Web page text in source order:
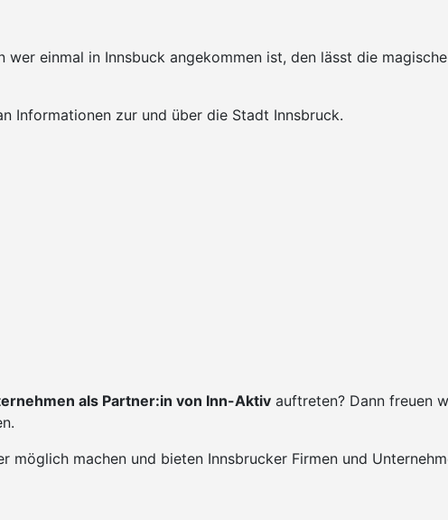
einmal in Innsbuck angekommen ist, den lässt die
Informationen zur und über die Stadt Innsbruck.
als Partner:in von Inn-Aktiv auftreten? Dann freuen
möglich machen und bieten Innsbrucker Firmen und